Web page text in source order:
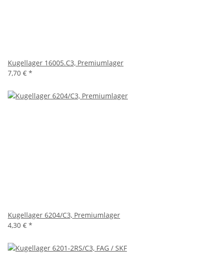
Kugellager 16005.C3, Premiumlager
7,70 € *
Kugellager 6204/C3, Premiumlager
4,30 € *